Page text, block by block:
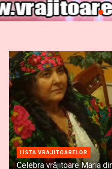
LISTA VRAJITOARELOR
Celebra vrăjitoare Maria